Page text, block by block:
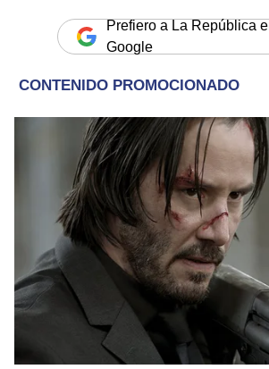
Prefiero a La República
Google